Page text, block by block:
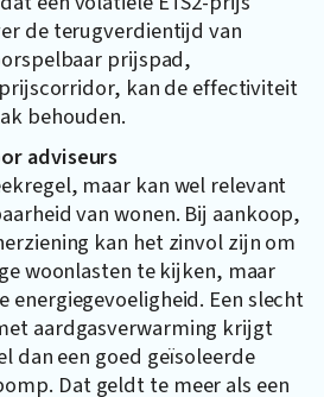
de terugverdientijd van
prijspad,
kan de effectiviteit
behouden.
adviseurs
maar kan wel relevant
van wonen. Bij aankoop,
kan het zinvol zijn om
woonlasten te kijken, maar
energiegevoeligheid. Een slecht
aardgasverwarming krijgt
dan een goed geïsoleerde
Dat geldt te meer als een